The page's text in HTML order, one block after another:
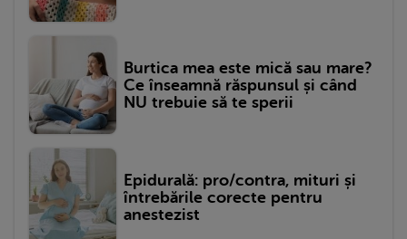
Burtica mea este mică sau mare?
Ce înseamnă răspunsul și când
NU trebuie să te sperii
Epidurală: pro/contra, mituri și
întrebările corecte pentru
anestezist